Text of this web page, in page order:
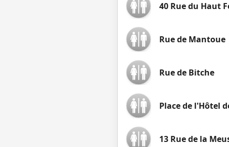
40 Rue du Haut
Rue de Mantoue
Rue de Bitche
Place de l'Hôtel
13 Rue de la